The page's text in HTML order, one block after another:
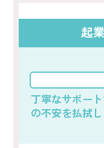
起
丁寧なサポー
の不安を払拭し